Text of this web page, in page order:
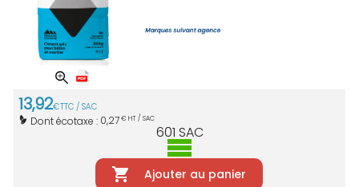
13,92€TTC / SAC
Dont écotaxe : 0,27€ HT / SAC
601 SAC
Ajouter au panier